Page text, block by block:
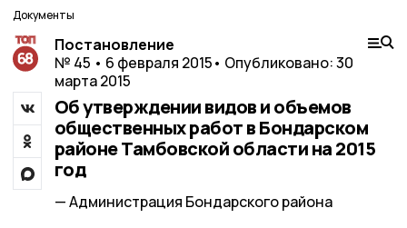
Документы
Постановление
№ 45 • 6 февраля 2015• Опубликовано: 30
марта 2015
Об утверждении видов и объемов
общественных работ в Бондарском
районе Тамбовской области на 2015
год
— Администрация Бондарского района